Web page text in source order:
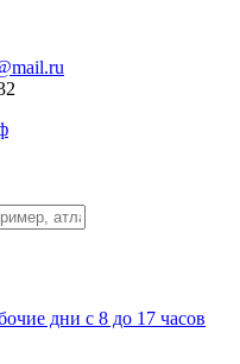
дни с 8 до 17 часов